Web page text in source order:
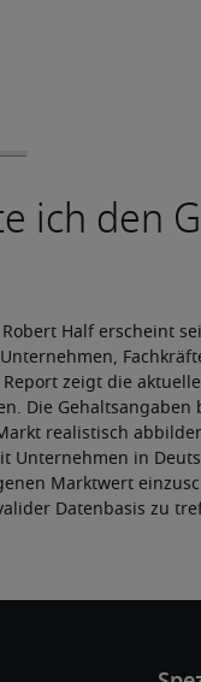
Half erscheint
zeigt die
Die
realistisch
Unternehmen in
Marktwert
Datenbasis zu